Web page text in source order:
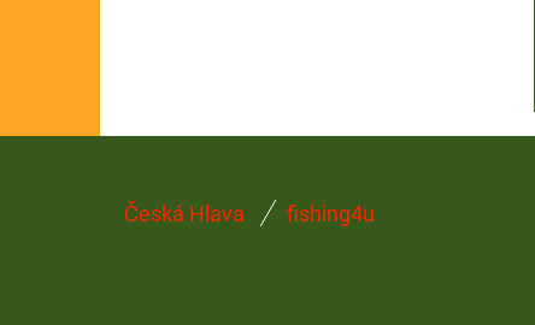
Česká Hlava fishing4u